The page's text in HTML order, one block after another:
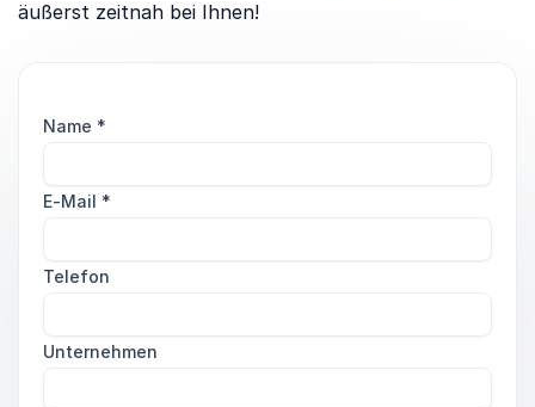
äußerst zeitnah bei Ihnen!
Name *
E-Mail *
Telefon
Unternehmen